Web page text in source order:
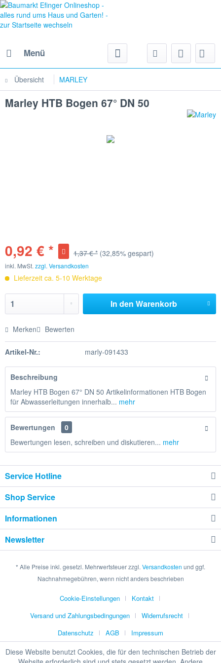
Menü
Übersicht MARLEY
Marley HTB Bogen 67° DN 50
0,92 € * 1,37 € * (32,85% gespart)
inkl. MwSt. zzgl. Versandkosten
Lieferzeit ca. 5-10 Werktage
In den Warenkorb
Merken Bewerten
Artikel-Nr.: marly-091433
Beschreibung
Marley HTB Bogen 67° DN 50 Artikelinformationen HTB Bogen
für Abwasserleitungen innerhalb... mehr
Bewertungen
0
Bewertungen lesen, schreiben und diskutieren... mehr
Service Hotline
Shop Service
Informationen
Newsletter
* Alle Preise inkl. gesetzl. Mehrwertsteuer zzgl. Versandkosten und ggf.
Nachnahmegebühren, wenn nicht anders beschrieben
Cookie-Einstellungen
Kontakt
Versand und Zahlungsbedingungen
Widerrufsrecht
Datenschutz
AGB Impressum
Diese Website benutzt Cookies, die für den technischen Betrieb der